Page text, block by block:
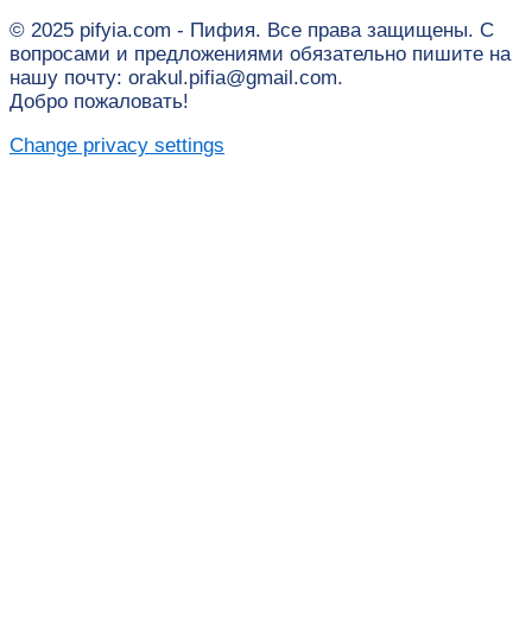
© 2025 pifyia.com - Пифия. Все права защищены. С
вопросами и предложениями обязательно пишите на
нашу почту: orakul.pifia@gmail.com.
Добро пожаловать!
Change privacy settings